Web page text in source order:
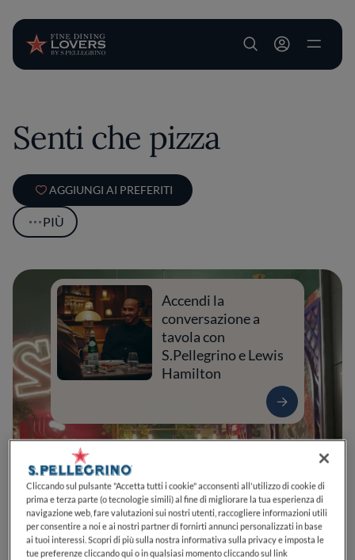
User account
Senti che pizza
AGGIUNGI AI PREFERITI
PIÙ
Accendi la
conversazione a
tavola con
S.Pellegrino e Lewis
Hamilton
Cliccando sul pulsante "Accetta tutti i cookie" acconsenti all'utilizzo di cookie di
prima e terza parte (o tecnologie simili) al fine di migliorare la tua esperienza di
navigazione web, fare valutazioni sui nostri utenti, raccogliere informazioni utili
per consentire a noi e ai nostri partner di fornirti annunci personalizzati in base
ai tuoi interessi. Scopri di più sulla nostra informativa sulla privacy e imposta le
tue preferenze cliccando qui o in qualsiasi momento cliccando sul link